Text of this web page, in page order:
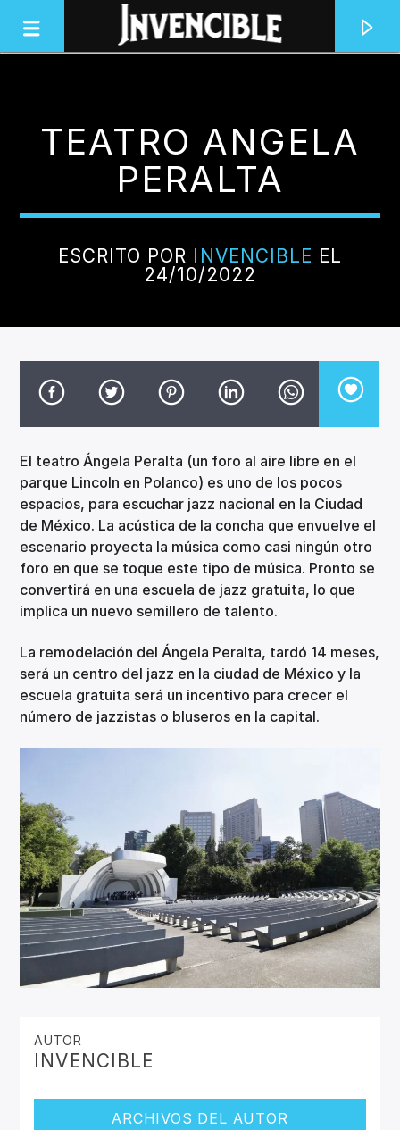
INVENCIBLE RADIO
JUNTOS SOMOS INVENCIBLES
CANCIÓN ACTUAL
TÍTULO
Invencible Radio
TEATRO ANGELA
PERALTA
ESCRITO POR INVENCIBLE EL
24/10/2022
El teatro Ángela Peralta (un foro al aire libre en el
parque Lincoln en Polanco) es uno de los pocos
espacios, para escuchar jazz nacional en la Ciudad
de México. La acústica de la concha que envuelve el
escenario proyecta la música como casi ningún otro
foro en que se toque este tipo de música. Pronto se
convertirá en una escuela de jazz gratuita, lo que
implica un nuevo semillero de talento.
La remodelación del Ángela Peralta, tardó 14 meses,
será un centro del jazz en la ciudad de México y la
escuela gratuita será un incentivo para crecer el
número de jazzistas o bluseros en la capital.
AUTOR
INVENCIBLE
ARCHIVOS DEL AUTOR